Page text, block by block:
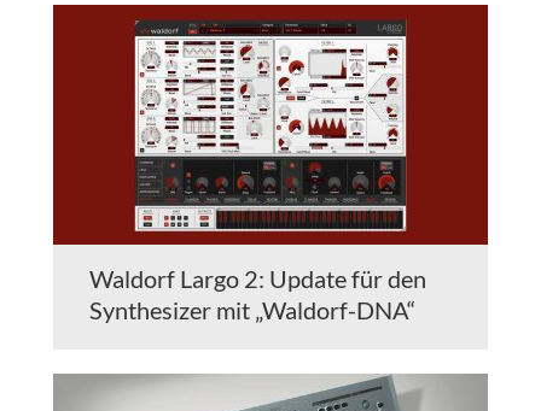
Waldorf Largo 2: Update für den
Synthesizer mit „Waldorf-DNA“